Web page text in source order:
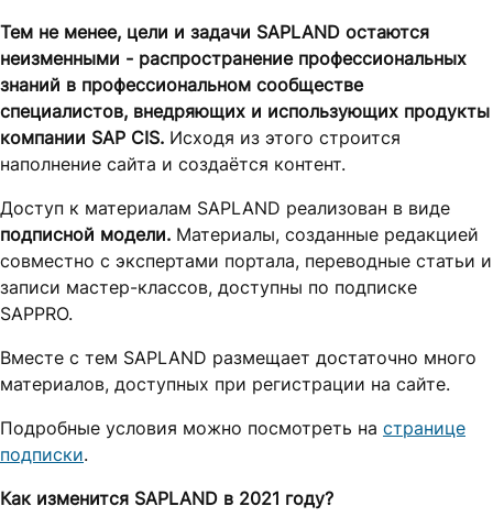
Тем не менее, цели и задачи SAPLAND остаются
неизменными - распространение профессиональных
знаний в профессиональном сообществе
специалистов, внедряющих и использующих продукты
компании SAP CIS. Исходя из этого строится
наполнение сайта и создаётся контент.
Доступ к материалам SAPLAND реализован в виде
подписной модели. Материалы, созданные редакцией
совместно с экспертами портала, переводные статьи и
записи мастер-классов, доступны по подписке
SAPPRO.
Вместе с тем SAPLAND размещает достаточно много
материалов, доступных при регистрации на сайте.
Подробные условия можно посмотреть на странице
подписки.
Как изменится SAPLAND в 2021 году?